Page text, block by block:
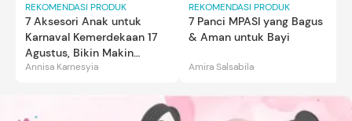
REKOMENDASI PRODUK
7 Aksesori Anak untuk
Karnaval Kemerdekaan 17
Agustus, Bikin Makin
Gemas
Annisa Karnesyia
REKOMENDASI PRODUK
7 Panci MPASI yang Bagus
& Aman untuk Bayi
Amira Salsabila